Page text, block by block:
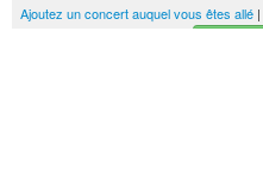
Ajoutez un concert auquel vous êtes allé |